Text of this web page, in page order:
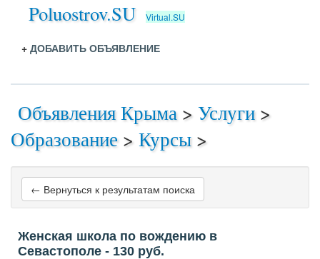
Poluostrov.SU Virtual.SU
+ ДОБАВИТЬ ОБЪЯВЛЕНИЕ
Объявления Крыма > Услуги >
Образование> Курсы >
← Вернуться к результатам поиска
Женская школа по вождению в
Севастополе - 130 руб.